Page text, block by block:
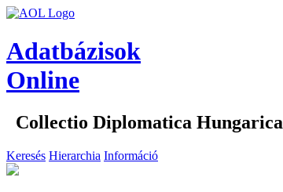
Adatbázisok
Online
Collectio Diplomatica Hungarica
Keresés Hierarchia Információ